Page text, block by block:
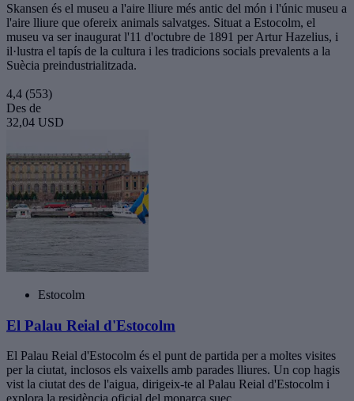
Skansen és el museu a l'aire lliure més antic del món i l'únic museu a
l'aire lliure que ofereix animals salvatges. Situat a Estocolm, el
museu va ser inaugurat l'11 d'octubre de 1891 per Artur Hazelius, i
il·lustra el tapís de la cultura i les tradicions socials prevalents a la
Suècia preindustrialitzada.
4,4 (553)
Des de
32,04 USD
Estocolm
El Palau Reial d'Estocolm
El Palau Reial d'Estocolm és el punt de partida per a moltes visites
per la ciutat, inclosos els vaixells amb parades lliures. Un cop hagis
vist la ciutat des de l'aigua, dirigeix-te al Palau Reial d'Estocolm i